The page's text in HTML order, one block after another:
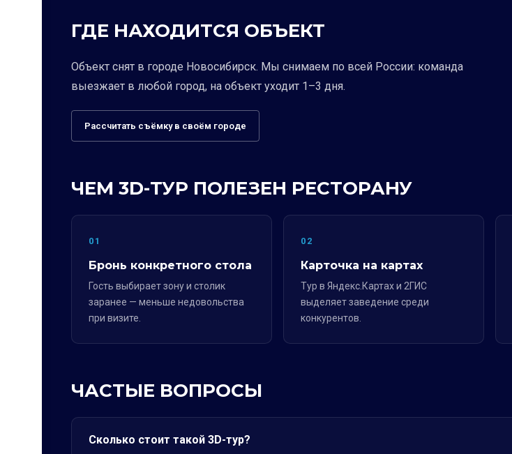
ГДЕ НАХОДИТСЯ ОБЪЕКТ
Объект снят в городе Новосибирск. Мы снимаем по всей России: команда
выезжает в любой город, на объект уходит 1–3 дня.
Рассчитать съёмку в своём городе
ЧЕМ 3D-ТУР ПОЛЕЗЕН РЕСТОРАНУ
01
Бронь конкретного стола
Гость выбирает зону и столик
заранее — меньше недовольства
при визите.
02
Карточка на картах
Тур в Яндекс.Картах и 2ГИС
выделяет заведение среди
конкурентов.
ЧАСТЫЕ ВОПРОСЫ
Сколько стоит такой 3D-тур?